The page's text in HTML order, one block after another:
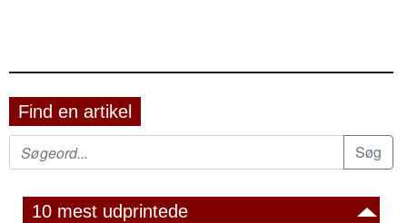
Find en artikel
10 mest udprintede